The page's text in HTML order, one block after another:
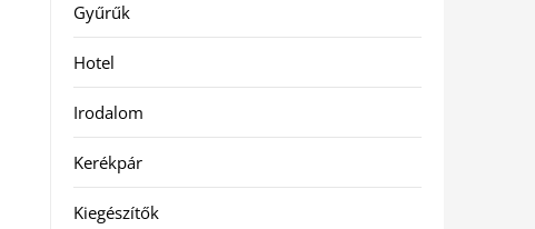
Gyűrűk
Hotel
Irodalom
Kerékpár
Kiegészítők